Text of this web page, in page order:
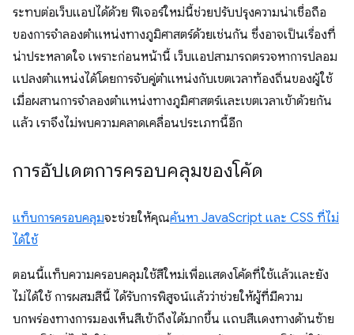
ระทบต่อเว็บแอปได้ด้วย ฟีเจอร์ใหม่นี้ช่วยปรับปรุงความน่าเชื่อถือ
ของการจำลองตำแหน่งทางภูมิศาสตร์ด้วยเช่นกัน ซึ่งอาจเป็นเรื่องที่
น่าประหลาดใจ เพราะก่อนหน้านี้ เว็บแอปสามารถตรวจหาการปลอม
แปลงตำแหน่งได้โดยการจับคู่ตำแหน่งกับเขตเวลาท้องถิ่นของผู้ใช้
เมื่อผสานการจำลองตำแหน่งทางภูมิศาสตร์และเขตเวลาเข้าด้วยกัน
แล้ว เราจึงไม่พบความคลาดเคลื่อนประเภทนี้อีก
การอัปเดตการครอบคลุมของโค้ด
แท็บการครอบคลุมจะช่วยให้คุณค้นหา JavaScript และ CSS ที่ไม่
ได้ใช้
ตอนนี้แท็บความครอบคลุมใช้สีใหม่เพื่อแสดงโค้ดที่ใช้แล้วและยัง
ไม่ได้ใช้ การผสมสีนี้ ได้รับการพิสูจน์แล้วว่าช่วยให้ผู้ที่มีความ
บกพร่องทางการมองเห็นสีเข้าถึงได้มากขึ้น แถบสีแดงทางด้านซ้าย